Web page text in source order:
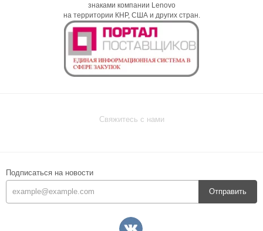
знаками компании Lenovo
на территории КНР, США и других стран.
Свяжитесь с нами
Подписаться на новости
Отправить